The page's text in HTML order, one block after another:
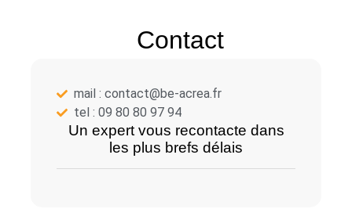
Contact
mail : contact@be-acrea.fr
tel : 09 80 80 97 94
Un expert vous recontacte dans
les plus brefs délais